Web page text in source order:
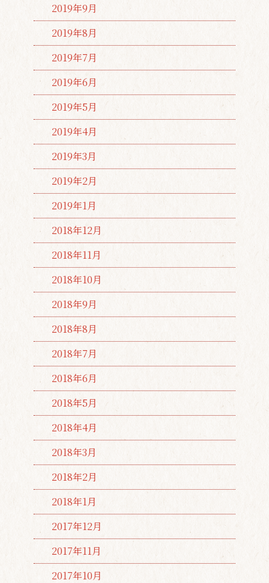
2019年9月
2019年8月
2019年7月
2019年6月
2019年5月
2019年4月
2019年3月
2019年2月
2019年1月
2018年12月
2018年11月
2018年10月
2018年9月
2018年8月
2018年7月
2018年6月
2018年5月
2018年4月
2018年3月
2018年2月
2018年1月
2017年12月
2017年11月
2017年10月